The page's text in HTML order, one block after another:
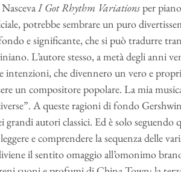
I Got Rhythm Variationsper
potrebbe sembrare un puro
e significante, che si può tradurre
L’autore stesso, a metà degli anni
intenzioni, che divennero un vero e
un compositore popolare. La mia
A queste ragioni di fondo
grandi autori classici. Ed è solo seguendo
e comprendere la sequenza delle
il sentito omaggio all’omonimo